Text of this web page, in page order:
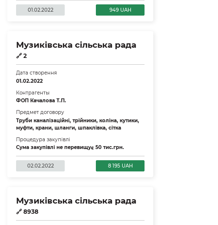
01.02.2022 949 UAH
Музиківська сільська рада
🔗 2
Дата створення
01.02.2022
Контрагенты
ФОП Качалова Т.П.
Предмет договору
Труби каналізаційні, трійники, коліна, кутики,
муфти, крани, шланги, шпаклівка, сітка
Процедура закупівлі
Сума закупівлі не перевищує 50 тис.грн.
02.02.2022 8 195 UAH
Музиківська сільська рада
🔗 8938